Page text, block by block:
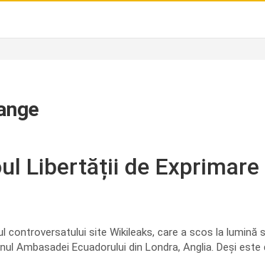
Libertății de Exprimare
controversatului site Wikileaks, care a scos la lumină
Ambasadei Ecuadorului din Londra, Anglia. Deși